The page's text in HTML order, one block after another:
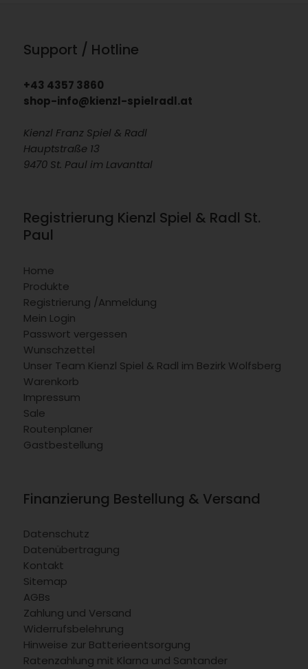
Support / Hotline
+43 4357 3860
shop-info@kienzl-spielradl.at
Kienzl Franz Spiel & Radl
Hauptstraße 13
9470 St. Paul im Lavanttal
Registrierung Kienzl Spiel & Radl St.
Paul
Home
Produkte
Registrierung /Anmeldung
Mein Login
Passwort vergessen
Wunschzettel
Unser Team Kienzl Spiel & Radl im Bezirk Wolfsberg
Warenkorb
Impressum
Sale
Routenplaner
Gastbestellung
Finanzierung Bestellung & Versand
Datenschutz
Datenübertragung
Kontakt
Sitemap
AGBs
Zahlung und Versand
Widerrufsbelehrung
Hinweise zur Batterieentsorgung
Ratenzahlung mit Klarna und Santander